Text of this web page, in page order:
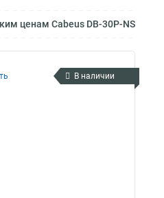
ценам Cabeus DB-30P-NS
В наличии